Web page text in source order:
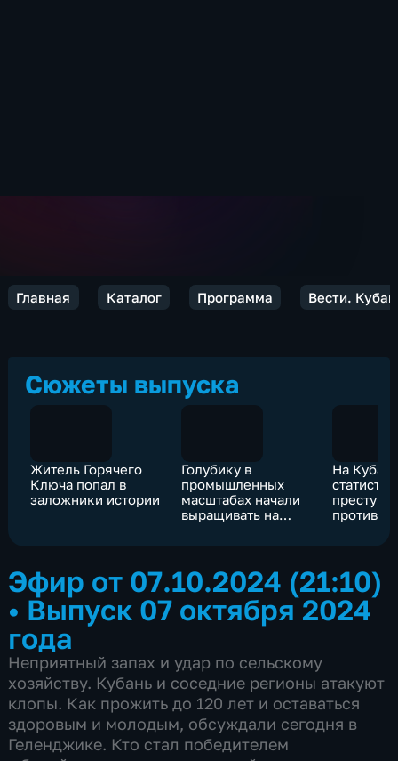
Главная Каталог Программа Вести.
Сюжеты выпуска
Житель Горячего
Ключа попал в
заложники истории
Голубику в
промышленных
масштабах начали
выращивать на
На
против
Эфир от 07.10.2024 (21:10)
• Выпуск 07 октября 2024
года
Неприятный запах и удар по сельскому
хозяйству. Кубань и соседние регионы атакуют
клопы. Как прожить до 120 лет и оставаться
здоровым и молодым, обсуждали сегодня в
Геленджике. Кто стал победителем